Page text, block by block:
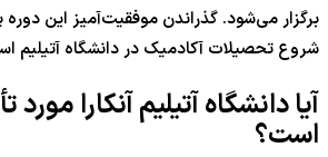
برگزار می‌شود. گذراندن موفقیت‌آمیز این
شروع تحصیلات آکادمیک در دانشگاه آتیلیم
آیا دانشگاه آتیلیم آنکارا مورد
است؟